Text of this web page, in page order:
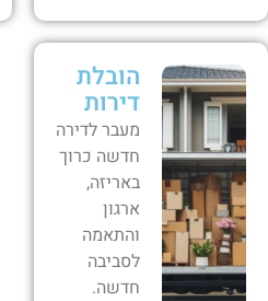
הובלת
דירות
מעבר לדירה
חדשה כרוך
באריזה,
ארגון
והתאמה
לסביבה
חדשה.